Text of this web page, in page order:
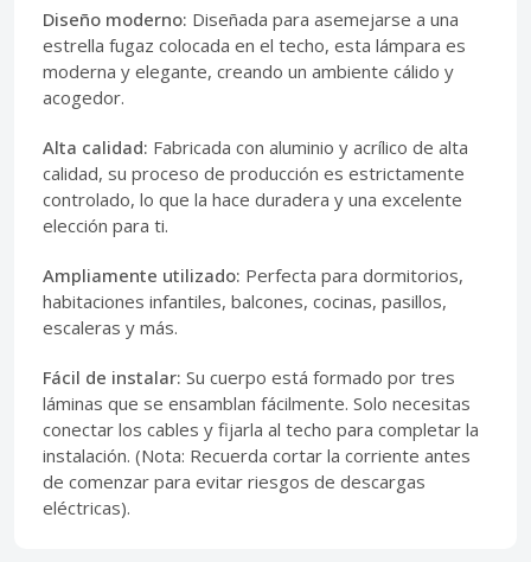
Diseño moderno: Diseñada para asemejarse a una
estrella fugaz colocada en el techo, esta lámpara es
moderna y elegante, creando un ambiente cálido y
acogedor.
Alta calidad: Fabricada con aluminio y acrílico de alta
calidad, su proceso de producción es estrictamente
controlado, lo que la hace duradera y una excelente
elección para ti.
Ampliamente utilizado: Perfecta para dormitorios,
habitaciones infantiles, balcones, cocinas, pasillos,
escaleras y más.
Fácil de instalar: Su cuerpo está formado por tres
láminas que se ensamblan fácilmente. Solo necesitas
conectar los cables y fijarla al techo para completar la
instalación. (Nota: Recuerda cortar la corriente antes
de comenzar para evitar riesgos de descargas
eléctricas).